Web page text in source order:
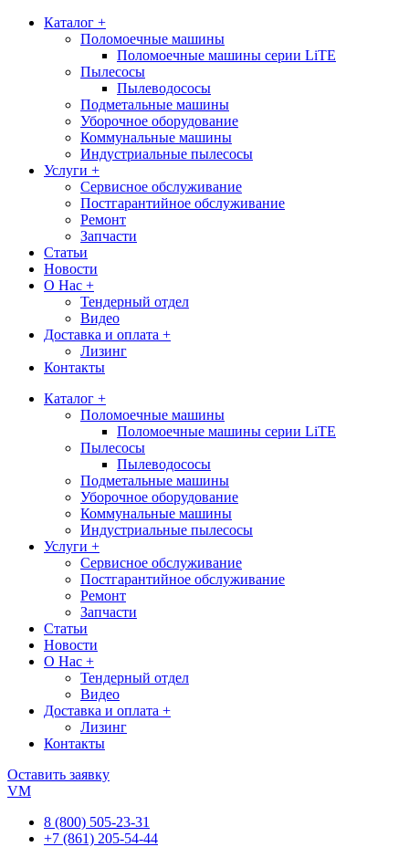
Каталог +
Поломоечные машины
Поломоечные машины серии LiTE
Пылесосы
Пылеводососы
Подметальные машины
Уборочное оборудование
Коммунальные машины
Индустриальные пылесосы
Услуги +
Сервисное обслуживание
Постгарантийное обслуживание
Ремонт
Запчасти
Статьи
Новости
О Нас +
Тендерный отдел
Видео
Доставка и оплата +
Лизинг
Контакты
Каталог +
Поломоечные машины
Поломоечные машины серии LiTE
Пылесосы
Пылеводососы
Подметальные машины
Уборочное оборудование
Коммунальные машины
Индустриальные пылесосы
Услуги +
Сервисное обслуживание
Постгарантийное обслуживание
Ремонт
Запчасти
Статьи
Новости
О Нас +
Тендерный отдел
Видео
Доставка и оплата +
Лизинг
Контакты
Оставить заявку
VM
8 (800) 505-23-31
+7 (861) 205-54-44